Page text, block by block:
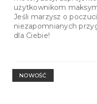
użytkownikom
Jeśli marzysz o
niezapomnianych
dla Ciebie!
NOWOŚĆ